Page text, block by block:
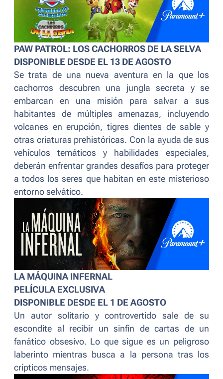
PAW PATROL: LOS CACHORROS DE LA SELVA
DISPONIBLE DESDE EL 13 DE AGOSTO
Se trata de una nueva aventura en la que los
cachorros descubren una jungla secreta y se
embarcan en una misión para salvar a sus
habitantes de múltiples amenazas, incluyendo
volcanes en erupción, tigres dientes de sable y
otras criaturas prehistóricas. Con la ayuda de sus
vehículos temáticos y habilidades especiales,
deberán enfrentar grandes desafíos para proteger
a todos los seres que habitan en este misterioso
entorno selvático.
LA MÁQUINA INFERNAL
PELÍCULA EXCLUSIVA
DISPONIBLE DESDE EL 1 DE AGOSTO
Un autor solitario y controvertido sale de su
escondite al recibir un sinfín de cartas de un
fanático obsesivo. Lo que sigue es un peligroso
laberinto mientras busca a la persona tras los
crípticos mensajes.